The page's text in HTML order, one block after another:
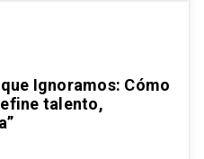
Ignoramos: Cómo
talento,